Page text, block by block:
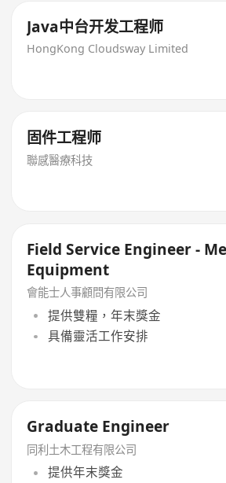
Java中台开发工程师
HongKong Cloudsway Limited
固件工程师
聯感醫療科技
Field Service Engineer -
Equipment
會能士人事顧問有限公司
提供雙糧，年末獎金
具備靈活工作安排
Graduate Engineer
同利土木工程有限公司
提供年末獎金